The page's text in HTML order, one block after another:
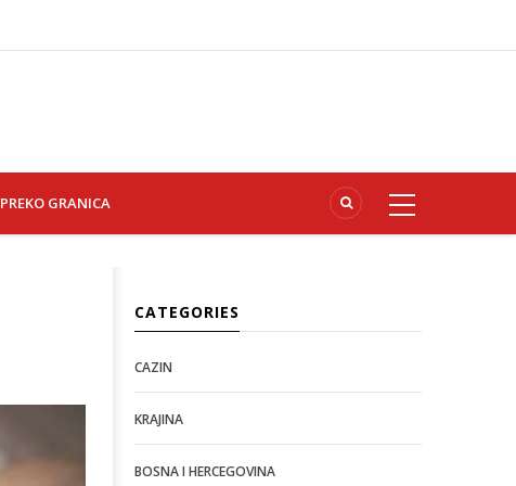
PREKO GRANICA
CATEGORIES
CAZIN
KRAJINA
BOSNA I HERCEGOVINA